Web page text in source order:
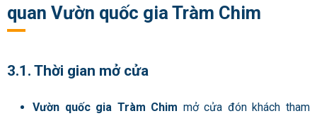
quan Vườn quốc gia Tràm Chim
3.1. Thời gian mở cửa
Vườn quốc gia Tràm Chim mở cửa đón khách tham